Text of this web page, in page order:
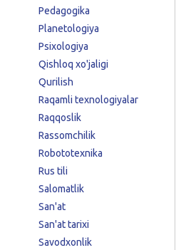
Pedagogika
Planetologiya
Psixologiya
Qishloq xo'jaligi
Qurilish
Raqamli texnologiyalar
Raqqoslik
Rassomchilik
Robototexnika
Rus tili
Salomatlik
San'at
San'at tarixi
Savodxonlik